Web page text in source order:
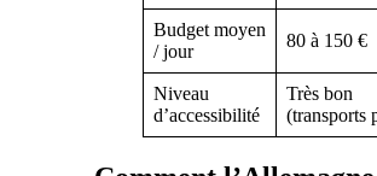
Budget moyen
/ jour
80 à 150 €
Niveau
d’accessibilité
Très bon
(transports